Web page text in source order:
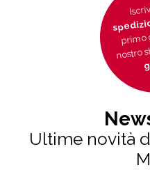
primo
nostro
Ultime novità